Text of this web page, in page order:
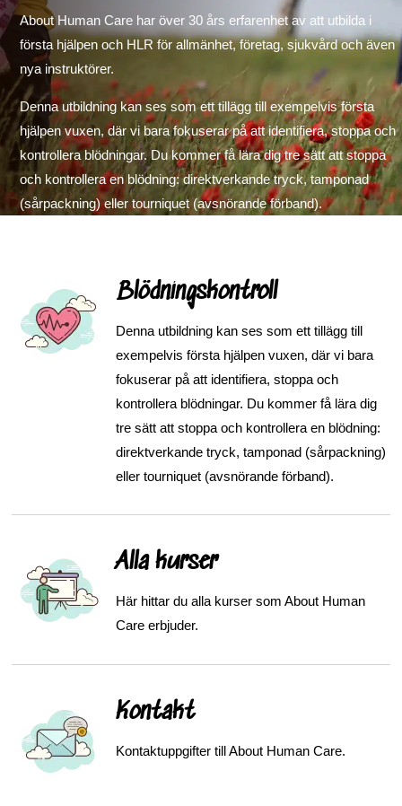
About Human Care har över 30 års erfarenhet av att utbilda i
första hjälpen och HLR för allmänhet, företag, sjukvård och även
nya instruktörer.
Denna utbildning kan ses som ett tillägg till exempelvis första
hjälpen vuxen, där vi bara fokuserar på att identifiera, stoppa och
kontrollera blödningar. Du kommer få lära dig tre sätt att stoppa
och kontrollera en blödning: direktverkande tryck, tamponad
(sårpackning) eller tourniquet (avsnörande förband).
Blödningskontroll
Denna utbildning kan ses som ett tillägg till
exempelvis första hjälpen vuxen, där vi bara
fokuserar på att identifiera, stoppa och
kontrollera blödningar. Du kommer få lära dig
tre sätt att stoppa och kontrollera en blödning:
direktverkande tryck, tamponad (sårpackning)
eller tourniquet (avsnörande förband).
Alla kurser
Här hittar du alla kurser som About Human
Care erbjuder.
Kontakt
Kontaktuppgifter till About Human Care.